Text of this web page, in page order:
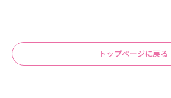
トップページに戻る